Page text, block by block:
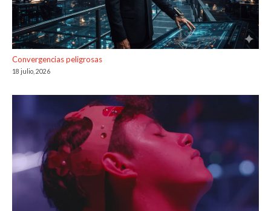
Convergencias peligrosas
18 julio, 2026